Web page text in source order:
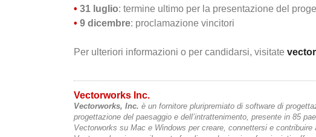
• 31 luglio: termine ultimo per la presentazione del
• 9 dicembre: proclamazione vincitori
Per ulteriori informazioni o per candidarsi, visitate
Vectorworks Inc.
Vectorworks, Inc. è un fornitore pluripremiato di software di
progettazione del paesaggio e dell’intrattenimento, presente in 85
Vectorworks su Mac e Windows per creare, connettersi e